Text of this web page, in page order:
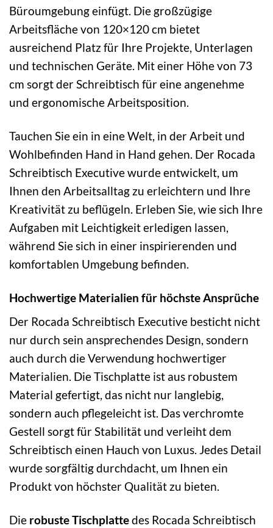
Büroumgebung einfügt. Die großzügige
Arbeitsfläche von 120×120 cm bietet
ausreichend Platz für Ihre Projekte, Unterlagen
und technischen Geräte. Mit einer Höhe von 73
cm sorgt der Schreibtisch für eine angenehme
und ergonomische Arbeitsposition.
Tauchen Sie ein in eine Welt, in der Arbeit und
Wohlbefinden Hand in Hand gehen. Der Rocada
Schreibtisch Executive wurde entwickelt, um
Ihnen den Arbeitsalltag zu erleichtern und Ihre
Kreativität zu beflügeln. Erleben Sie, wie sich Ihre
Aufgaben mit Leichtigkeit erledigen lassen,
während Sie sich in einer inspirierenden und
komfortablen Umgebung befinden.
Hochwertige Materialien für höchste Ansprüche
Der Rocada Schreibtisch Executive besticht nicht
nur durch sein ansprechendes Design, sondern
auch durch die Verwendung hochwertiger
Materialien. Die Tischplatte ist aus robustem
Material gefertigt, das nicht nur langlebig,
sondern auch pflegeleicht ist. Das verchromte
Gestell sorgt für Stabilität und verleiht dem
Schreibtisch einen Hauch von Luxus. Jedes Detail
wurde sorgfältig durchdacht, um Ihnen ein
Produkt von höchster Qualität zu bieten.
Die robuste Tischplattedes Rocada Schreibtisch